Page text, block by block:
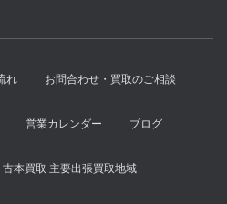
れ お問合わせ・買取のご相談
営業カレンダー ブログ
古本買取 主要出張買取地域